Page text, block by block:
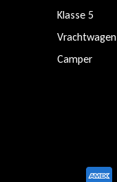
Klasse 5
Vrachtwagen
Camper